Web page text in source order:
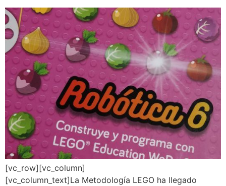
[vc_row][vc_column]
[vc_column_text]La Metodología LEGO ha llegado